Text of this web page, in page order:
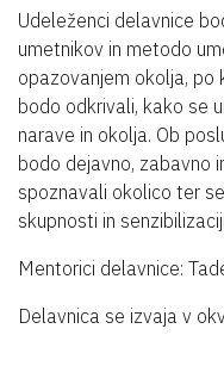
Udeleženci delavnice
umetnikov in metodo
opazovanjem okolja, po
bodo odkrivali, kako se
narave in okolja. Ob
bodo dejavno, zabavno
spoznavali okolico ter
skupnosti in
Mentorici delavnice:
Delavnica se izvaja v